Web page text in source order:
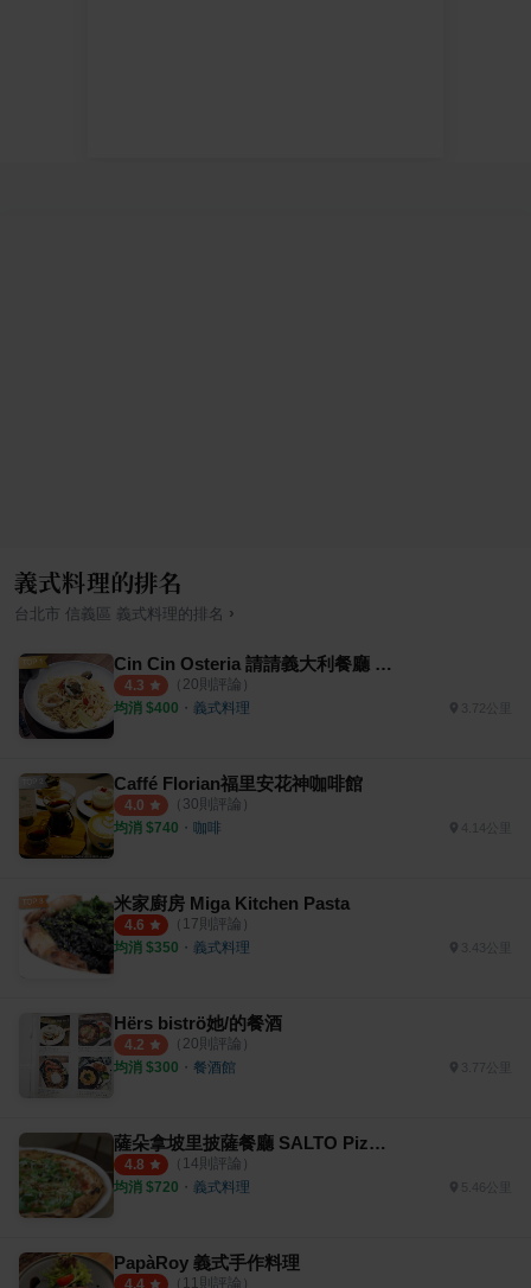
義式料理的排名
台北市 信義區 義式料理 的排名 ›
Cin Cin Osteria 請請義大利餐廳 逸仙店
4.3 （ 20則評論）
均消 $400 ・ 義式料理
Caffé Florian福里安花神咖啡館
4.0 （ 30則評論）
均消 $740 ・ 咖啡 4.14公里
米家廚房 Miga Kitchen Pasta
4.6 （ 17則評論）
均消 $350 ・ 義式料理 3.43公里
Hërs biströ她/的餐酒
4.2 （ 20則評論）
均消 $300 ・ 餐酒館
薩朵拿坡里披薩餐廳 SALTO Pizzeria
4.8 （ 14則評論）
均消 $720 ・ 義式料理 5.46公里
PapàRoy 義式手作料理
4.4 （ 11 則評論）